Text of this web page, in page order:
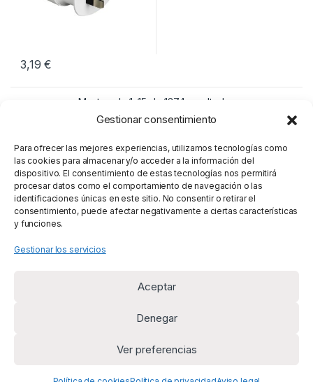
Gestionar consentimiento
Para ofrecer las mejores experiencias, utilizamos tecnologías como
las cookies para almacenar y/o acceder a la información del
dispositivo. El consentimiento de estas tecnologías nos permitirá
procesar datos como el comportamiento de navegación o las
identificaciones únicas en este sitio. No consentir o retirar el
consentimiento, puede afectar negativamente a ciertas características
y funciones.
Gestionar los servicios
Aceptar
Denegar
Ver preferencias
3,19€
Mostrando 1–15 de 1374 resultados
¿Alguna duda? Llámanos
+34 669 954 625